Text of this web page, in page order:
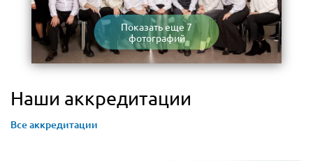
Показать еще 7
фотографий
Наши аккредитации
Все аккредитации